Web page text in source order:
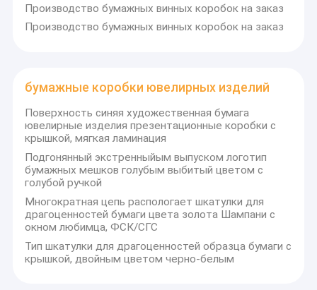
Производство бумажных винных коробок на заказ
Производство бумажных винных коробок на заказ
бумажные коробки ювелирных изделий
Поверхность синяя художественная бумага
ювелирные изделия презентационные коробки с
крышкой, мягкая ламинация
Подгонянный экстренныйым выпуском логотип
бумажных мешков голубым выбитый цветом с
голубой ручкой
Многократная цепь распологает шкатулки для
драгоценностей бумаги цвета золота Шампани с
окном любимца, ФСК/СГС
Тип шкатулки для драгоценностей образца бумаги с
крышкой, двойным цветом черно-белым